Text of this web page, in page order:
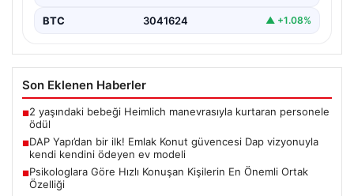
BTC 3041624 ▲ +1.08%
Son Eklenen Haberler
■2 yaşındaki bebeği Heimlich manevrasıyla kurtaran personele
ödül
■DAP Yapı’dan bir ilk! Emlak Konut güvencesi Dap vizyonuyla
kendi kendini ödeyen ev modeli
■Psikologlara Göre Hızlı Konuşan Kişilerin En Önemli Ortak
Özelliği